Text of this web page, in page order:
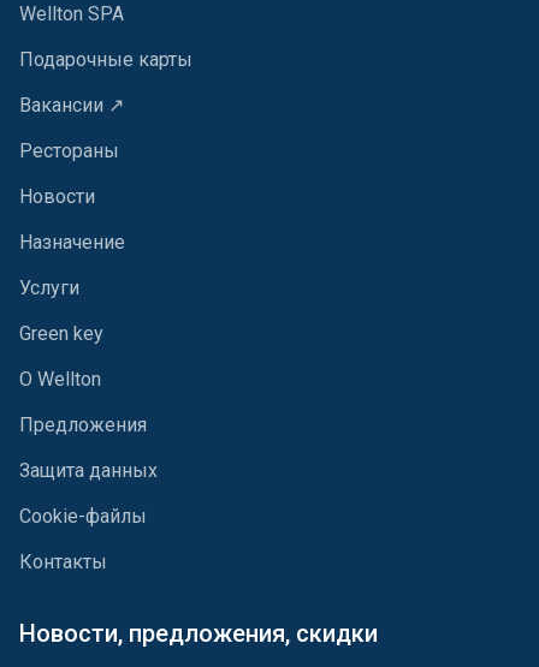
Wellton SPA
Подарочные карты
Вакансии ↗
Рестораны
Новости
Назначение
Услуги
Green key
О Wellton
Предложения
Защита данных
Cookie-файлы
Контакты
Новости, предложения, скидки